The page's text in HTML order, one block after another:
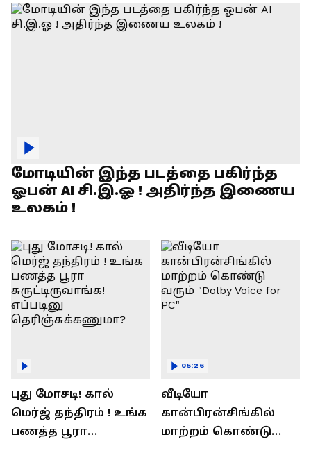
மோடியின் இந்த படத்தை பகிர்ந்த
ஓபன் AI சி.இ.ஓ ! அதிர்ந்த இணைய
உலகம் !
புது மோசடி! கால்
மெர்ஜ் தந்திரம் ! உங்க
பணத்த பூரா
வீடியோ
கான்பிரன்சிங்கில்
மாற்றம் கொண்டு
05:26